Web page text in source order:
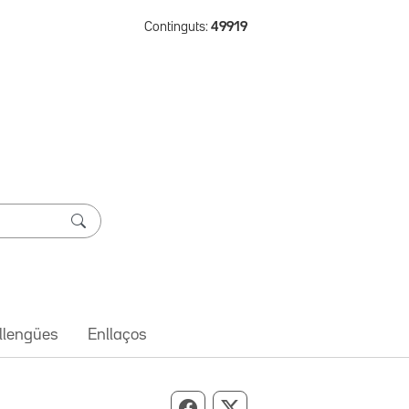
Continguts: 49919
Enllaços